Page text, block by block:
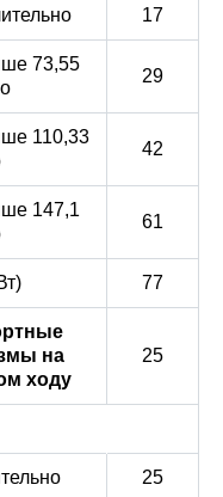
17
73,55
29
110,33
42
147,1
61
77
на
ходу
25
25